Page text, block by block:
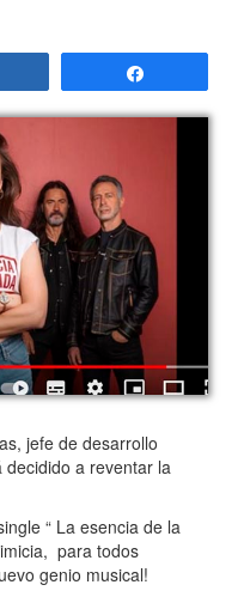
jefe de desarrollo
decidido a reventar la
“ La esencia de la
para todos
genio musical!